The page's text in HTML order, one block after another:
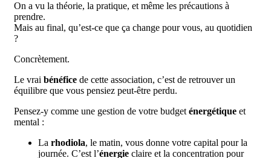
On a vu la théorie, la pratique, et même les précautions à
prendre.
Mais au final, qu’est-ce que ça change pour vous, au quotidien
?
Concrètement.
Le vrai bénéfice de cette association, c’est de retrouver un
équilibre que vous pensiez peut-être perdu.
Pensez-y comme une gestion de votre budget énergétique et
mental :
La rhodiola, le matin, vous donne votre capital pour la
journée. C’est l’énergie claire et la concentration pour